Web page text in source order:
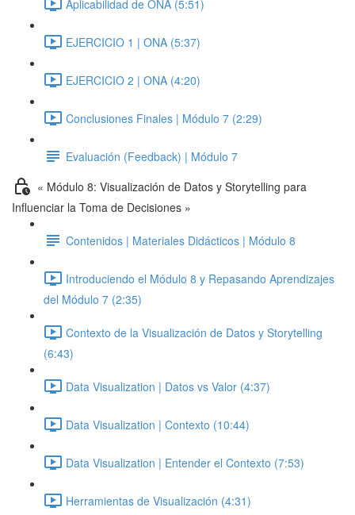
Aplicabilidad de ONA (5:51)
EJERCICIO 1 | ONA (5:37)
EJERCICIO 2 | ONA (4:20)
Conclusiones Finales | Módulo 7 (2:29)
Evaluación (Feedback) | Módulo 7
« Módulo 8: Visualización de Datos y Storytelling para
Influenciar la Toma de Decisiones »
Contenidos | Materiales Didácticos | Módulo 8
Introduciendo el Módulo 8 y Repasando Aprendizajes
del Módulo 7 (2:35)
Contexto de la Visualización de Datos y Storytelling
(6:43)
Data Visualization | Datos vs Valor (4:37)
Data Visualization | Contexto (10:44)
Data Visualization | Entender el Contexto (7:53)
Herramientas de Visualización (4:31)